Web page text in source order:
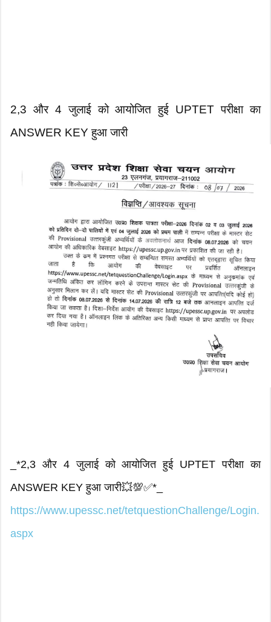
2,3 और 4 जुलाई को आयोजित हुई UPTET परीक्षा का
ANSWER KEY हुआ जारी
_*2,3 और 4 जुलाई को आयोजित हुई UPTET परीक्षा का
ANSWER KEY हुआ जारी💥💯✅*_
https://www.upessc.net/tetquestionChallenge/Login.
aspx